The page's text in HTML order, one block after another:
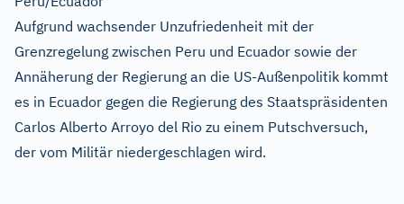
Aufgrund wachsender Unzufriedenheit mit der
Grenzregelung zwischen Peru und Ecuador sowie der
Annäherung der Regierung an die US-Außenpolitik kommt
es in Ecuador gegen die Regierung des Staatspräsidenten
Carlos Alberto Arroyo del Rio zu einem Putschversuch,
der vom Militär niedergeschlagen wird.